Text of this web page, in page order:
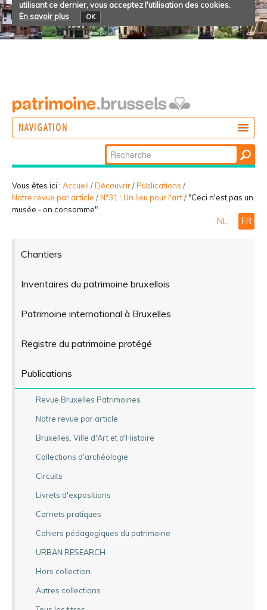
utilisant ce dernier, vous acceptez l'utilisation des cookies.
En savoir plus
OK
NAVIGATION
PARTICIPER
Chercher par
Recherche
avancée…
Vous êtes ici : Accueil /Découvrir/Publications /
Notre revue par article /N°31 : Un lieu pour l'art/"Ceci n'est pas un
musée - on consomme"
NL FR
Chantiers
Inventaires du patrimoine bruxellois
Patrimoine international à Bruxelles
Registre du patrimoine protégé
Publications
Revue Bruxelles Patrimoines
Notre revue par article
Bruxelles, Ville d'Art et d'Histoire
Collections d'archéologie
Circuits
Livrets d'expositions
Carnets pratiques
Cahiers pédagogiques du patrimoine
URBAN RESEARCH
Hors collection
Autres collections